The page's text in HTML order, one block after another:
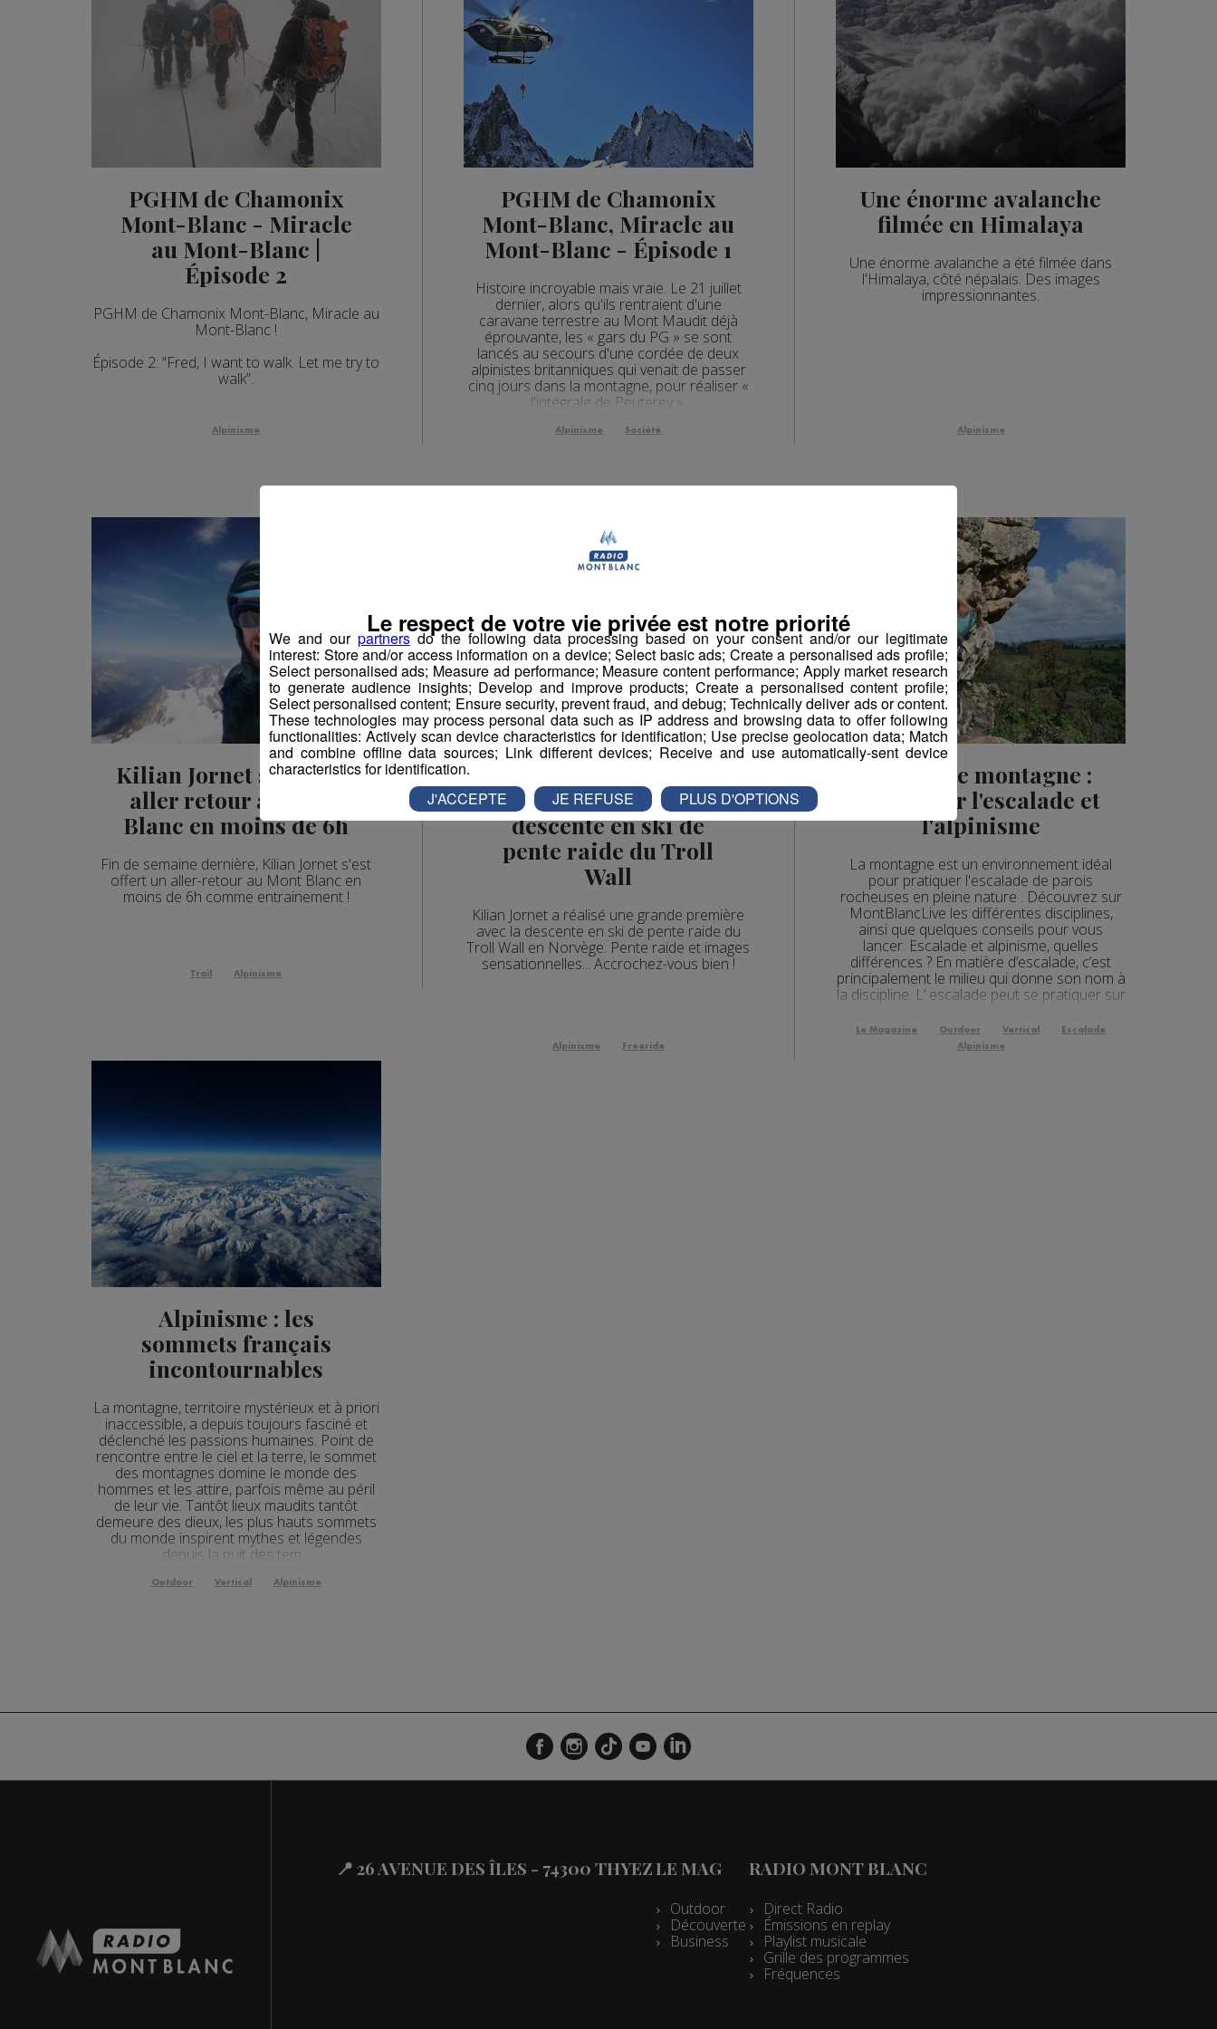
PGHM de Chamonix
Mont-Blanc - Miracle
au Mont-Blanc |
Épisode 2
PGHM de Chamonix Mont-Blanc, Miracle au
Mont-Blanc !
Épisode 2: “Fred, I want to walk. Let me try to
walk”.
Alpinisme
PGHM de Chamonix
Mont-Blanc, Miracle au
Mont-Blanc - Épisode 1
Histoire incroyable mais vraie. Le 21 juillet
dernier, alors qu'ils rentraient d'une
caravane terrestre au Mont Maudit déjà
éprouvante, les « gars du PG » se sont
lancés au secours d'une cordée de deux
alpinistes britanniques qui venait de passer
cinq jours dans la montagne, pour réaliser «
l'intégrale de Peuterey ».
Alpinisme Société
Une énorme avalanche
filmée en Himalaya
Une énorme avalanche a été filmée dans
l'Himalaya, côté népalais. Des images
impressionnantes.
Alpinisme
Kilian Jornet s'offre un
aller retour au Mont
Blanc en moins de 6h
Fin de semaine dernière, Kilian Jornet s'est
offert un aller-retour au Mont Blanc en
moins de 6h comme entrainement !
Trail Alpinisme
impressionne avec la
descente en ski de
pente raide du Troll
Wall
Kilian Jornet a réalisé une grande première
avec la descente en ski de pente raide du
Troll Wall en Norvège. Pente raide et images
sensationnelles... Accrochez-vous bien !
Alpinisme Freeride
Sports de montagne :
découvrir l'escalade et
l'alpinisme
La montagne est un environnement idéal
pour pratiquer l'escalade de parois
rocheuses en pleine nature . Découvrez sur
MontBlancLive les différentes disciplines,
ainsi que quelques conseils pour vous
lancer. Escalade et alpinisme, quelles
différences ? En matière d’escalade, c’est
principalement le milieu qui donne son nom à
la discipline. L’ escalade peut se pratiquer sur
Le Magazine Outdoor Vertical
Escalade
Alpinisme
Alpinisme : les
sommets français
incontournables
La montagne, territoire mystérieux et à priori
inaccessible, a depuis toujours fasciné et
déclenché les passions humaines. Point de
rencontre entre le ciel et la terre, le sommet
des montagnes domine le monde des
hommes et les attire, parfois même au péril
de leur vie. Tantôt lieux maudits tantôt
demeure des dieux, les plus hauts sommets
du monde inspirent mythes et légendes
depuis la nuit des tem...
Outdoor Vertical Alpinisme
📍 26 AVENUE DES ÎLES - 74300 THYEZLE MAG
Outdoor
Découverte
Business
RADIO MONT BLANC
Direct Radio
Émissions en replay
Playlist musicale
Grille des programmes
Fréquences
We and our partnersdo the following data processing based on your consent and/or our legitimate
interest: Store and/or access information on a device; Select basic ads; Create a personalised ads profile;
Select personalised ads; Measure ad performance; Measure content performance; Apply market research
to generate audience insights; Develop and improve products; Create a personalised content profile;
Select personalised content; Ensure security, prevent fraud, and debug; Technically deliver ads or content.
These technologies may process personal data such as IP address and browsing data to offer following
functionalities: Actively scan device characteristics for identification; Use precise geolocation data; Match
and combine offline data sources; Link different devices; Receive and use automatically-sent device
characteristics for identification.
Le respect de votre vie privée est notre priorité
J'ACCEPTE JE REFUSE PLUS D'OPTIONS